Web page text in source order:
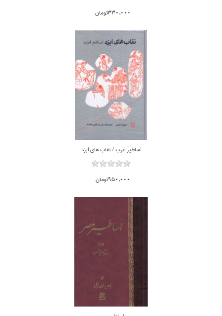
330,000تومان
اساطير غرب / نقاب هاي ايزد
950,000تومان